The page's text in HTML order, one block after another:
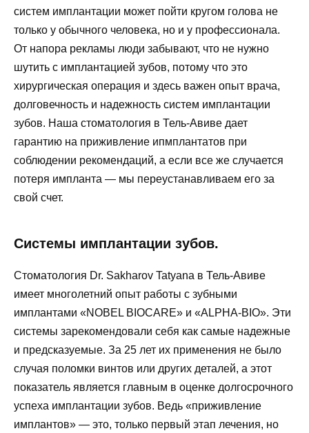
систем имплантации может пойти кругом голова не
только у обычного человека, но и у профессионала.
От напора рекламы люди забывают, что не нужно
шутить с имплантацией зубов, потому что это
хирургическая операция и здесь важен опыт врача,
долговечность и надежность систем имплантации
зубов. Наша стоматология в Тель-Авиве дает
гарантию на приживление ипмплантатов при
соблюдении рекомендаций, а если все же случается
потеря импланта — мы переустанавливаем его за
свой счет.
Системы имплантации зубов.
Стоматология Dr. Sakharov Tatyana в Тель-Авиве
имеет многолетний опыт работы с зубными
имплантами «NOBEL BIOCARE» и «ALPHA-BIO». Эти
системы зарекомендовали себя как самые надежные
и предсказуемые. За 25 лет их применения не было
случая поломки винтов или других деталей, а этот
показатель является главным в оценке долгосрочного
успеха имплантации зубов. Ведь «приживление
имплантов» — это, только первый этап лечения, но